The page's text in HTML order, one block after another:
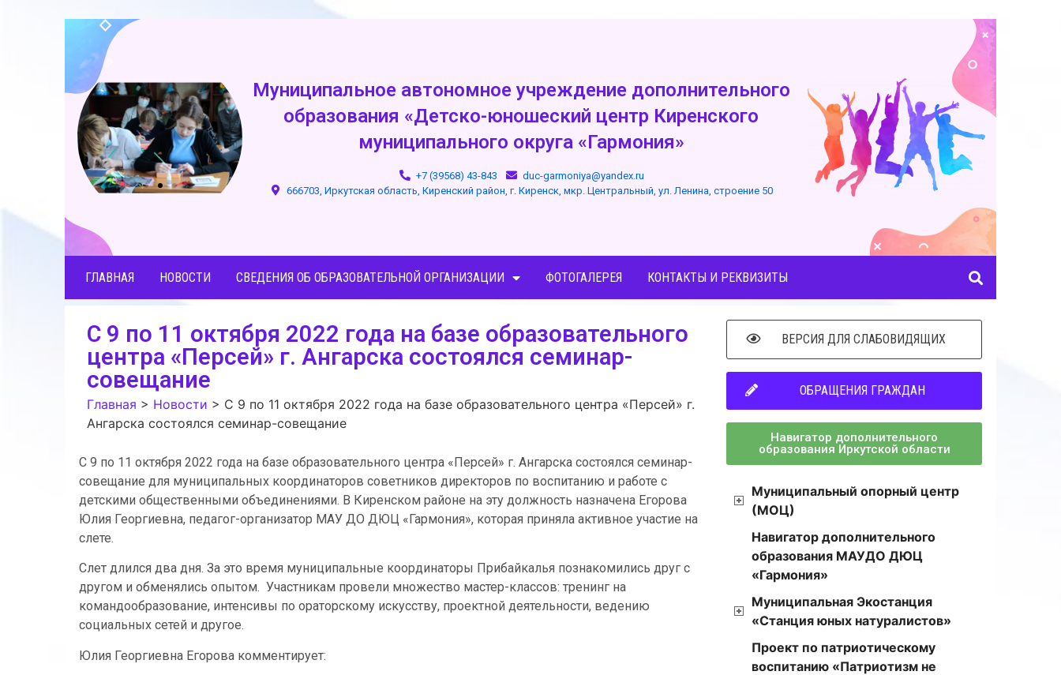
Муниципальное автономное учреждение дополнительного
образования «Детско-юношеский центр Киренского
муниципального округа «Гармония»
+7 (39568) 43-843
duc-garmoniya@yandex.ru
666703, Иркутская область, Киренский район, г. Киренск, мкр. Центральный, ул. Ленина, строение 50
ГЛАВНАЯ НОВОСТИ СВЕДЕНИЯ ОБ ОБРАЗОВАТЕЛЬНОЙ ОРГАНИЗАЦИИ ФОТОГАЛЕРЕЯ КОНТАКТЫ И РЕКВИЗИТЫ
С 9 по 11 октября 2022 года на базе образовательного
центра «Персей» г. Ангарска состоялся семинар-
совещание
Главная > Новости > С 9 по 11 октября 2022 года на базе образовательного центра «Персей» г.
Ангарска состоялся семинар-совещание
С 9 по 11 октября 2022 года на базе образовательного центра «Персей» г. Ангарска состоялся семинар-
совещание для муниципальных координаторов советников директоров по воспитанию и работе с
детскими общественными объединениями. В Киренском районе на эту должность назначена Егорова
Юлия Георгиевна, педагог-организатор МАУ ДО ДЮЦ «Гармония», которая приняла активное участие на
слете.
Слет длился два дня. За это время муниципальные координаторы Прибайкалья познакомились друг с
другом и обменялись опытом. Участникам провели множество мастер-классов: тренинг на
командообразование, интенсивы по ораторскому искусству, проектной деятельности, ведению
социальных сетей и другое.
Юлия Георгиевна Егорова комментирует:
ВЕРСИЯ ДЛЯ СЛАБОВИДЯЩИХ
ОБРАЩЕНИЯ ГРАЖДАН
Навигатор дополнительного
образования Иркутской области
Муниципальный опорный центр
(МОЦ)
Навигатор дополнительного
образования МАУДО ДЮЦ
«Гармония»
Муниципальная Экостанция
«Станция юных натуралистов»
Проект по патриотическому
воспитанию «Патриотизм не